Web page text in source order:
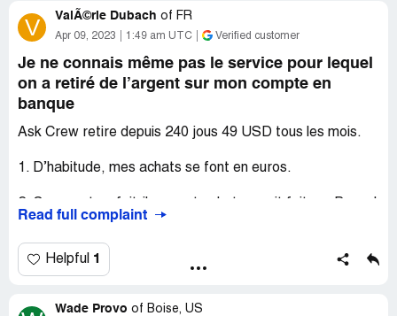
Country of complaint: United States
Claimed loss:$56.00
Desired outcome:That I will NOT PAY ONE CENT!
V ValÃ©rie Dubach of FR
Apr 09, 2023 1:49 am UTC Verified customer
Je ne connais même pas le service pour lequel
on a retiré de l’argent sur mon compte en
banque
Ask Crew retire depuis 240 jous 49 USD tous les mois.
1. D’habitude, mes achats se font en euros.
alors que ce service se proclame « sûr » ? (tout le monde
téléphonique, etc.).
prélevée tous les mois.
Read full complaint
Helpful 1
Wade Provo of Boise, US